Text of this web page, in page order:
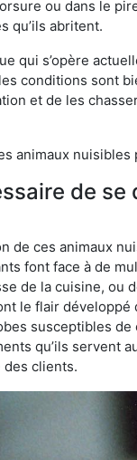
ou dans le
qu’ils abritent.
qui s’opère
conditions sont
et de les
animaux
de
de ces animaux
font face à de
de la cuisine,
le flair
susceptibles de
qu’ils servent
clients.